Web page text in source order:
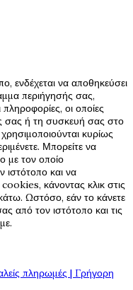
ενδέχεται να αποθηκεύσει
περιήγησής σας,
οι οποίες
σας ή τη συσκευή σας στο
κυρίως
Μπορείτε να
με τον οποίο
ιστότοπο και να
κάνοντας κλικ στις
Ωστόσο, εάν το κάνετε
από τον ιστότοπο και τις
πληρωμές | Γρήγορη